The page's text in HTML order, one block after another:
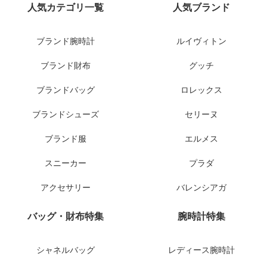
人気カテゴリ一覧
ブランド腕時計
ブランド財布
ブランドバッグ
ブランドシューズ
ブランド服
スニーカー
アクセサリー
人気ブランド
ルイヴィトン
グッチ
ロレックス
セリーヌ
エルメス
プラダ
バレンシアガ
バッグ・財布特集
シャネルバッグ
腕時計特集
レディース腕時計